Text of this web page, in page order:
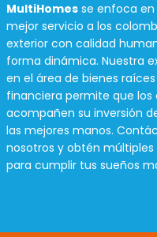
MultiHomesse enfoca en
mejor servicio a los
exterior con calidad
forma dinámica. Nuestra
en el área de bienes
financiera permite que los
acompañen su inversión
las mejores manos.
nosotros y obtén
para cumplir tus sueños